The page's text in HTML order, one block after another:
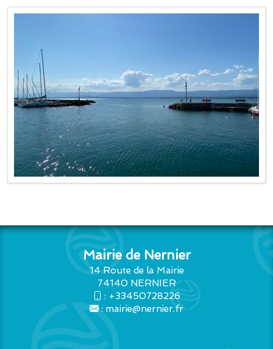
Mairie de Nernier
14 Route de la Mairie
74140 NERNIER
: +33450728226
: mairie@nernier.fr